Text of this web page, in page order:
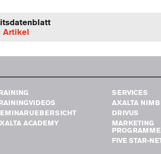
Artikel
ACADEMY
SERVICES
AXALTA
DRIVUS
MARKETING
FIVE STAR-